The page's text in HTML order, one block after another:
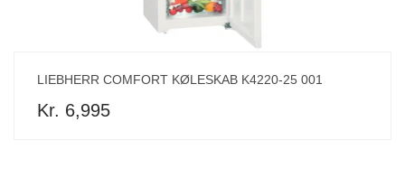
LIEBHERR COMFORT KØLESKAB K4220-25 001
Kr. 6,995